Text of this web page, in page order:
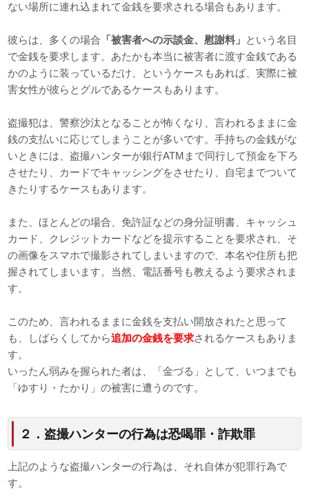
ない場所に連れ込まれて金銭を要求される場合もあります。
彼らは、多くの場合 「被害者への示談金、慰謝料」 という名目
で金銭を要求します。あたかも本当に被害者に渡す金銭である
かのように装っているだけ、というケースもあれば、実際に被
害女性が彼らとグルであるケースもあります。
盗撮犯は、警察沙汰となることが怖くなり、言われるままに金
銭の支払いに応じてしまうことが多いです。手持ちの金銭がな
いときには、盗撮ハンターが銀行ATMまで同行して預金を下ろ
させたり、カードでキャッシングをさせたり、自宅までついて
きたりするケースもあります。
また、ほとんどの場合、免許証などの身分証明書、キャッシュ
カード、クレジットカードなどを提示することを要求され、そ
の画像をスマホで撮影されてしまいますので、本名や住所も把
握されてしまいます。当然、電話番号も教えるよう要求されま
す。
このため、言われるままに金銭を支払い開放されたと思って
も、しばらくしてから追加の金銭を要求されるケースもありま
す。
いったん弱みを握られた者は、「金づる」として、いつまでも
「ゆすり・たかり」の被害に遭うのです。
２．盗撮ハンターの行為は恐喝罪・詐欺罪
上記のような盗撮ハンターの行為は、それ自体が犯罪行為で
す。